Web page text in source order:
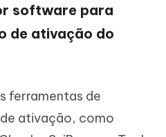
software para
de ativação do
ferramentas de
ativação, como